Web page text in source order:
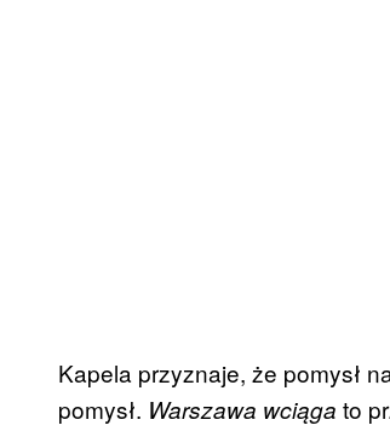
Kapela przyznaje, że pomysł
pomysł. Warszawa wciąga to